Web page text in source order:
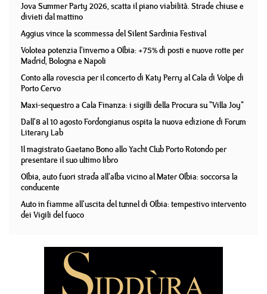
Jova Summer Party 2026, scatta il piano viabilità. Strade chiuse e
divieti dal mattino
Aggius vince la scommessa del Silent Sardinia Festival
Volotea potenzia l'inverno a Olbia: +75% di posti e nuove rotte per
Madrid, Bologna e Napoli
Conto alla rovescia per il concerto di Katy Perry al Cala di Volpe di
Porto Cervo
Maxi-sequestro a Cala Finanza: i sigilli della Procura su "Villa Joy"
Dall'8 al 10 agosto Fordongianus ospita la nuova edizione di Forum
Literary Lab
Il magistrato Gaetano Bono allo Yacht Club Porto Rotondo per
presentare il suo ultimo libro
Olbia, auto fuori strada all'alba vicino al Mater Olbia: soccorsa la
conducente
Auto in fiamme all'uscita del tunnel di Olbia: tempestivo intervento
dei Vigili del fuoco